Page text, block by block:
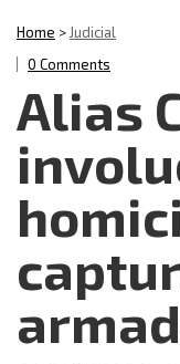
Home >Judicial
0 Comments
Alias